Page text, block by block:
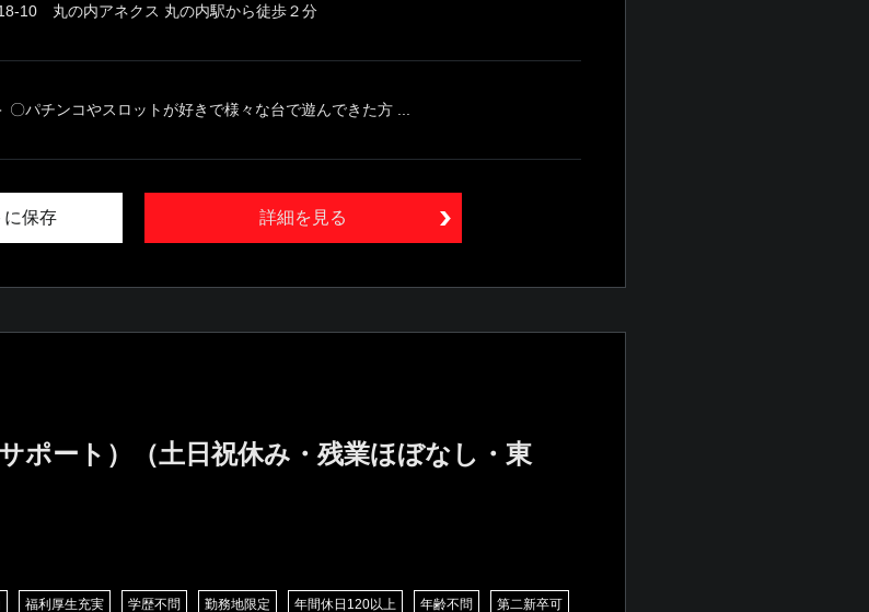
10 丸の内アネクス 丸の内駅から徒歩２分
〇パチンコやスロットが好きで様々な台で遊んできた方 ...
詳細を見る
に保存
ポート）（土日祝休み・残業ほぼなし・東
福利厚生充実 学歴不問 勤務地限定 年間休日120以上 年齢不問 第二新卒可